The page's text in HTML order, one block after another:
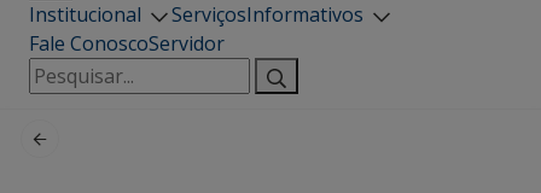
Institucional ServiçosInformativos
Fale ConoscoServidor
Pesquisar
por: